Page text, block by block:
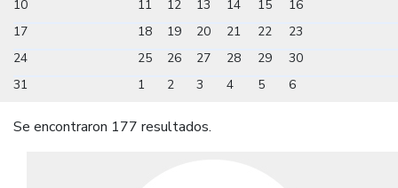
10
11 12 13 14 15
16
17
18 19 20 21 22
23
24
25 26 27 28 29
30
31
1 2 3 4 5 6
Se encontraron 177 resultados.